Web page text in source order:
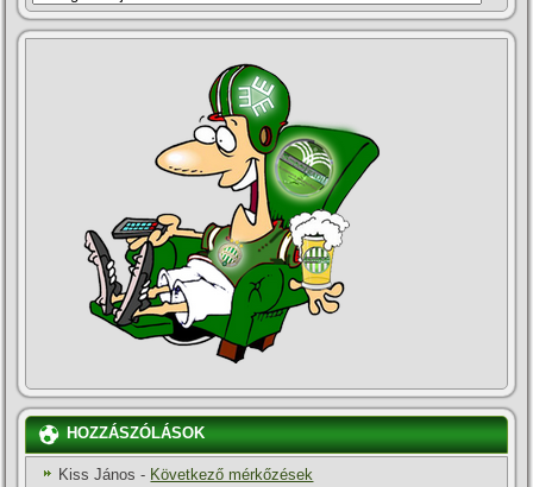
HOZZÁSZÓLÁSOK
Kiss János - Következő mérkőzések